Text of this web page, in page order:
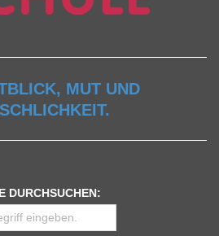
MUT UND
DURCHSUCHEN: